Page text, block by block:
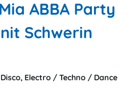
ABBA Party
Schwerin
Electro / Techno / Dance